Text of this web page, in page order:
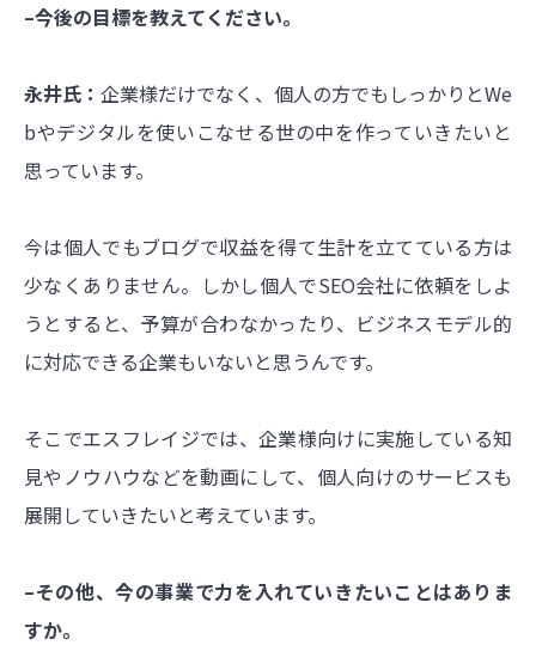
–今後の目標を教えてください。
永井氏：企業様だけでなく、個人の方でもしっかりとWe
bやデジタルを使いこなせる世の中を作っていきたいと
思っています。
今は個人でもブログで収益を得て生計を立てている方は
少なくありません。しかし個人でSEO会社に依頼をしよ
うとすると、予算が合わなかったり、ビジネスモデル的
に対応できる企業もいないと思うんです。
そこでエスフレイジでは、企業様向けに実施している知
見やノウハウなどを動画にして、個人向けのサービスも
展開していきたいと考えています。
–その他、今の事業で力を入れていきたいことはありま
すか。